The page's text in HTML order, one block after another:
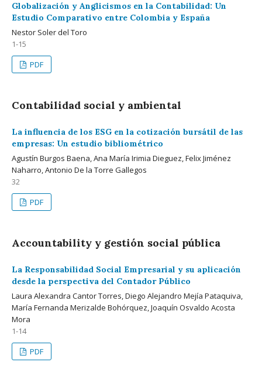
Globalización y Anglicismos en la Contabilidad: Un
Estudio Comparativo entre Colombia y España
Nestor Soler del Toro
1-15
PDF
Contabilidad social y ambiental
La influencia de los ESG en la cotización bursátil de las
empresas: Un estudio bibliométrico
Agustín Burgos Baena, Ana María Irimia Dieguez, Felix Jiménez
Naharro, Antonio De la Torre Gallegos
32
PDF
Accountability y gestión social pública
La Responsabilidad Social Empresarial y su aplicación
desde la perspectiva del Contador Público
Laura Alexandra Cantor Torres, Diego Alejandro Mejía Pataquiva,
María Fernanda Merizalde Bohórquez, Joaquín Osvaldo Acosta
Mora
1-14
PDF